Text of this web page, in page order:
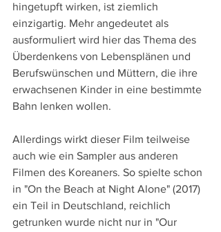
hingetupft wirken, ist ziemlich
einzigartig. Mehr angedeutet als
ausformuliert wird hier das Thema des
Überdenkens von Lebensplänen und
Berufswünschen und Müttern, die ihre
erwachsenen Kinder in eine bestimmte
Bahn lenken wollen.
Allerdings wirkt dieser Film teilweise
auch wie ein Sampler aus anderen
Filmen des Koreaners. So spielte schon
in "On the Beach at Night Alone" (2017)
ein Teil in Deutschland, reichlich
getrunken wurde nicht nur in "Our